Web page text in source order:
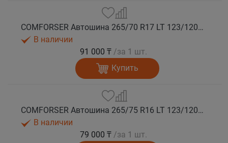
COMFORSER Автошина 265/70 R17 LT 123/120Q CF9000 R/T RWL 10PR лето
В наличии
91 000 ₸ /за 1 шт.
Купить
COMFORSER Автошина 265/75 R16 LT 123/120Q CF9000 R/T RWL 10PR лето
В наличии
79 000 ₸ /за 1 шт.